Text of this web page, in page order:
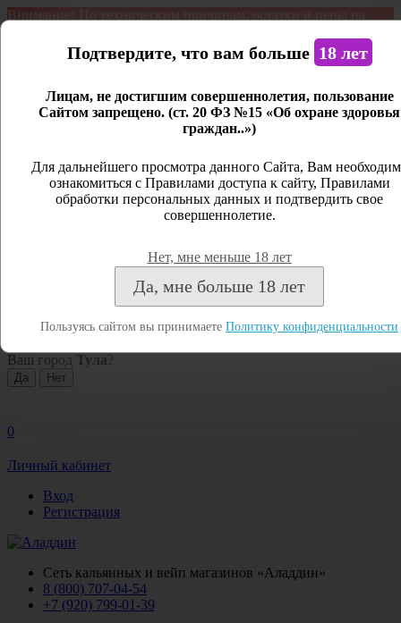
Внимание! По техническим причинам, остатки и цены на
является демонстрационным. Дистанционная продажа не
Открыть сайдбар
Личный кабинет
Закрыть
Посмотреть все результаты
Ваш город Тула ?
0
Личный кабинет
Вход
Регистрация
Сеть кальянных и вейп магазинов «Аладдин»
8 (800) 707-04-54
+7 (920) 799-01-39
Подтвердите, что вам больше 18 лет
Лицам, не достигшим совершеннолетия, пользование
Сайтом запрещено. (ст. 20 ФЗ №15 «Об охране здоровья
граждан..»)
Для дальнейшего просмотра данного Сайта, Вам
ознакомиться с Правилами доступа к сайту, Правилами
обработки персональных данных и подтвердить свое
совершеннолетие.
Нет, мне меньше 18 лет
Да, мне больше 18 лет
Пользуясь сайтом вы принимаете Политику конфиденциальности